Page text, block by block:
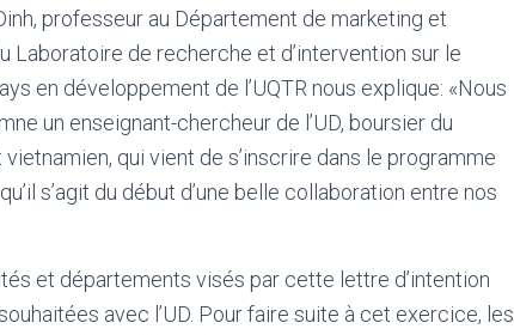
professeur au Département de marketing et
de recherche et d’intervention sur le
en développement de l’UQTR nous explique: «Nous
un enseignant-chercheur de l’UD, boursier du
qui vient de s’inscrire dans le programme
s’agit du début d’une belle collaboration entre nos
et départements visés par cette lettre d’intention
avec l’UD. Pour faire suite à cet exercice, les